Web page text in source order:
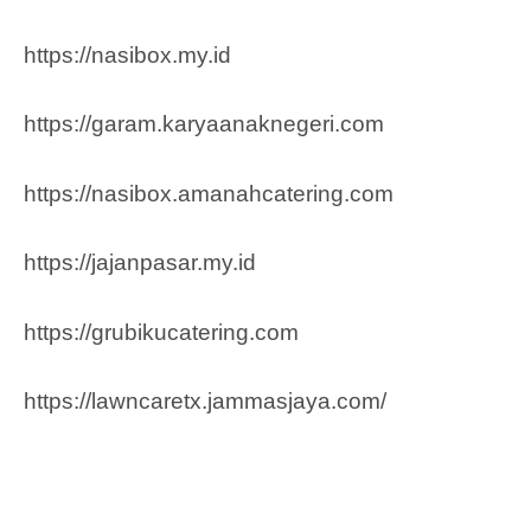
https://nasibox.my.id
https://garam.karyaanaknegeri.com
https://nasibox.amanahcatering.com
https://jajanpasar.my.id
https://grubikucatering.com
https://lawncaretx.jammasjaya.com/